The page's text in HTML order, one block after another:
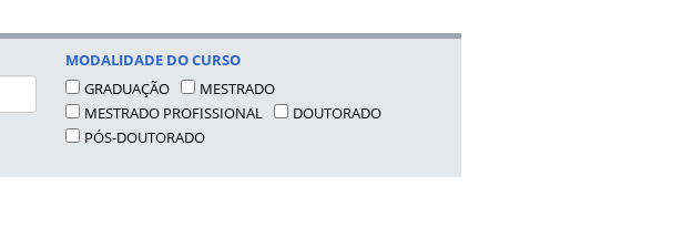
MODALIDADE DO CURSO
GRADUAÇÃO
MESTRADO
MESTRADO PROFISSIONAL
DOUTORADO
PÓS-DOUTORADO